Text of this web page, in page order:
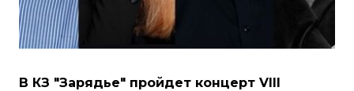
В КЗ "Зарядье" пройдет концерт VIII